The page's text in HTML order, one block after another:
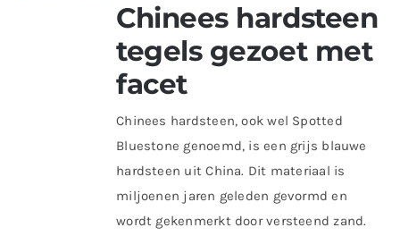
Chinees hardsteen
tegels gezoet met
facet
Chinees hardsteen, ook wel Spotted
Bluestone genoemd, is een grijs blauwe
hardsteen uit China. Dit materiaal is
miljoenen jaren geleden gevormd en
wordt gekenmerkt door versteend zand.